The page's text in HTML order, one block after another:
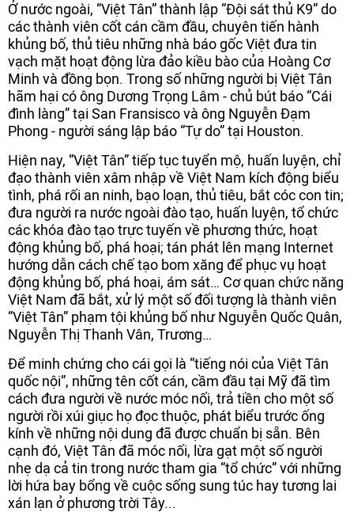
Ở nước ngoài, “Việt Tân” thành lập “Đội sát thủ K9” do
các thành viên cốt cán cầm đầu, chuyên tiến hành
khủng bố, thủ tiêu những nhà báo gốc Việt đưa tin
vạch mặt hoạt động lừa đảo kiều bào của Hoàng Cơ
Minh và đồng bọn. Trong số những người bị Việt Tân
hãm hại có ông Dương Trọng Lâm - chủ bút báo “Cái
đình làng” tại San Fransisco và ông Nguyễn Đạm
Phong - người sáng lập báo “Tự do” tại Houston.
Hiện nay, “Việt Tân” tiếp tục tuyển mộ, huấn luyện, chỉ
đạo thành viên xâm nhập về Việt Nam kích động biểu
tình, phá rối an ninh, bạo loạn, thủ tiêu, bắt cóc con tin;
đưa người ra nước ngoài đào tạo, huấn luyện, tổ chức
các khóa đào tạo trực tuyến về phương thức, hoạt
động khủng bố, phá hoại; tán phát lên mạng Internet
hướng dẫn cách chế tạo bom xăng để phục vụ hoạt
động khủng bố, phá hoại, ám sát… Cơ quan chức năng
Việt Nam đã bắt, xử lý một số đối tượng là thành viên
“Việt Tân” phạm tội khủng bố như Nguyễn Quốc Quân,
Nguyễn Thị Thanh Vân, Trương…
Để minh chứng cho cái gọi là “tiếng nói của Việt Tân
quốc nội”, những tên cốt cán, cầm đầu tại Mỹ đã tìm
cách đưa người về nước móc nối, trả tiền cho một số
người rồi xúi giục họ đọc thuộc, phát biểu trước ống
kính về những nội dung đã được chuẩn bị sẵn. Bên
cạnh đó, Việt Tân đã móc nối, lừa gạt một số người
nhẹ dạ cả tin trong nước tham gia “tổ chức” với những
lời hứa bay bổng về cuộc sống sung túc hay tương lai
xán lạn ở phương trời Tây...